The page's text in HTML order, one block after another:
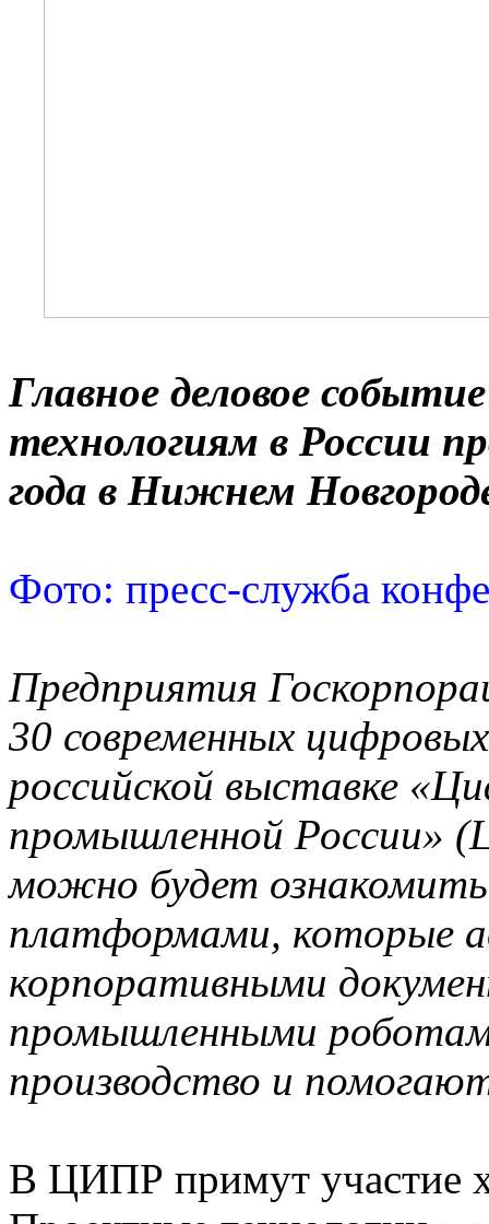
Главное деловое
технологиям в России
года в Нижнем
Фото: пресс-служба
Предприятия
30 современных
российской выставке
промышленной России»
можно будет
платформами, которые
корпоративными
промышленными
производство и
В ЦИПР примут участие